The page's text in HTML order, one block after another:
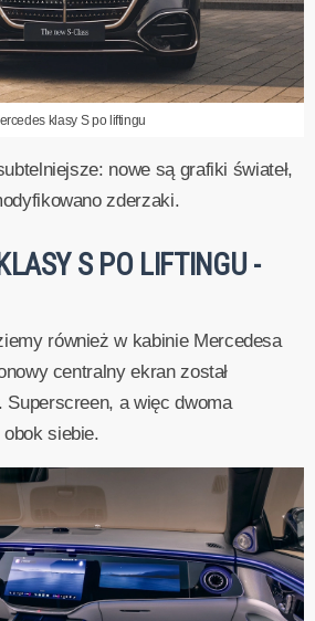
klasy S po liftingu
nowe są grafiki świateł,
zderzaki.
S PO LIFTINGU -
również w kabinie Mercedesa
centralny ekran został
a więc dwoma
obok siebie.